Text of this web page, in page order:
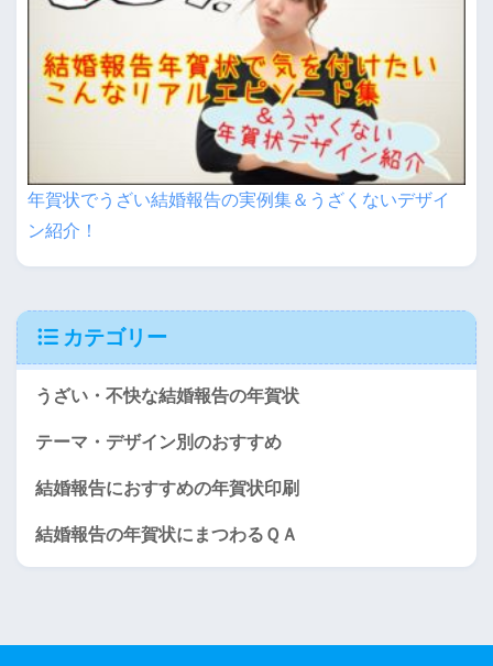
年賀状でうざい結婚報告の実例集＆うざくないデザイ
ン紹介！
カテゴリー
うざい・不快な結婚報告の年賀状
テーマ・デザイン別のおすすめ
結婚報告におすすめの年賀状印刷
結婚報告の年賀状にまつわるＱＡ